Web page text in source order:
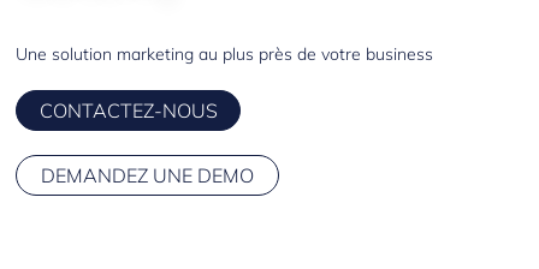
Une solution marketing au plus près de votre business
CONTACTEZ-NOUS
DEMANDEZ UNE DEMO